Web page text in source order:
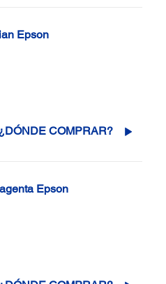
Epson
COMPRAR?
Epson